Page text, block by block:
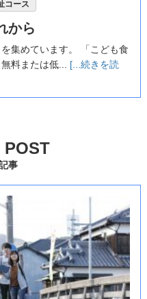
コース
から
集めています。 「こども食
料または低... [...続きを読
POST
事